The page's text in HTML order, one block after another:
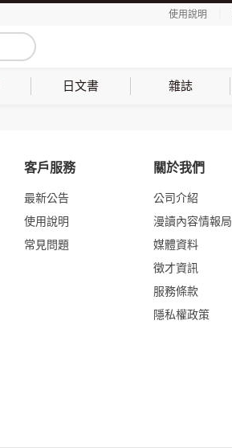
使用說明
日文書 雜誌
客戶服務
最新公告
使用說明
常見問題
關於我們
公司介紹
漫讀內容情報局
媒體資料
徵才資訊
服務條款
隱私權政策